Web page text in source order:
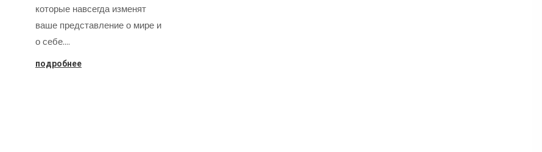
которые навсегда изменят
ваше представление о мире и
о себе.…
подробнее